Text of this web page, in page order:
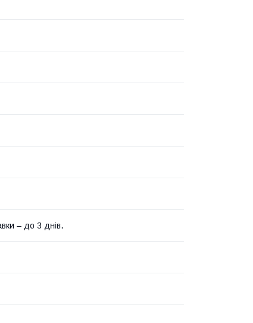
– до 3 днів.